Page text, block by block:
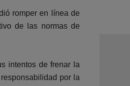
romper en línea de
de las normas de
intentos de frenar la
por la